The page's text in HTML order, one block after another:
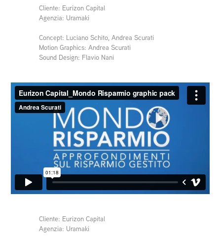
Cliente: Eurizon Capital
Agenzia: Uramaki
Concept: Luciano Schito, Andrea Scurati
Motion Graphics: Andrea Scurati
Sound Design: Flavio Nani
Cliente: Eurizon Capital
Agenzia: Uramaki